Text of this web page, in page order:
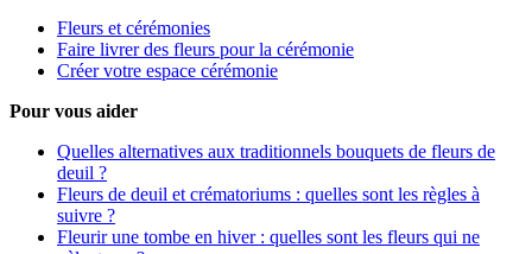
Fleurs et cérémonies
Faire livrer des fleurs pour la cérémonie
Créer votre espace cérémonie
Pour vous aider
Quelles alternatives aux traditionnels bouquets de fleurs de
deuil ?
Fleurs de deuil et crématoriums : quelles sont les règles à
suivre ?
Fleurir une tombe en hiver : quelles sont les fleurs qui ne